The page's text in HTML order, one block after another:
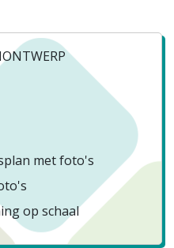
met foto's
op schaal